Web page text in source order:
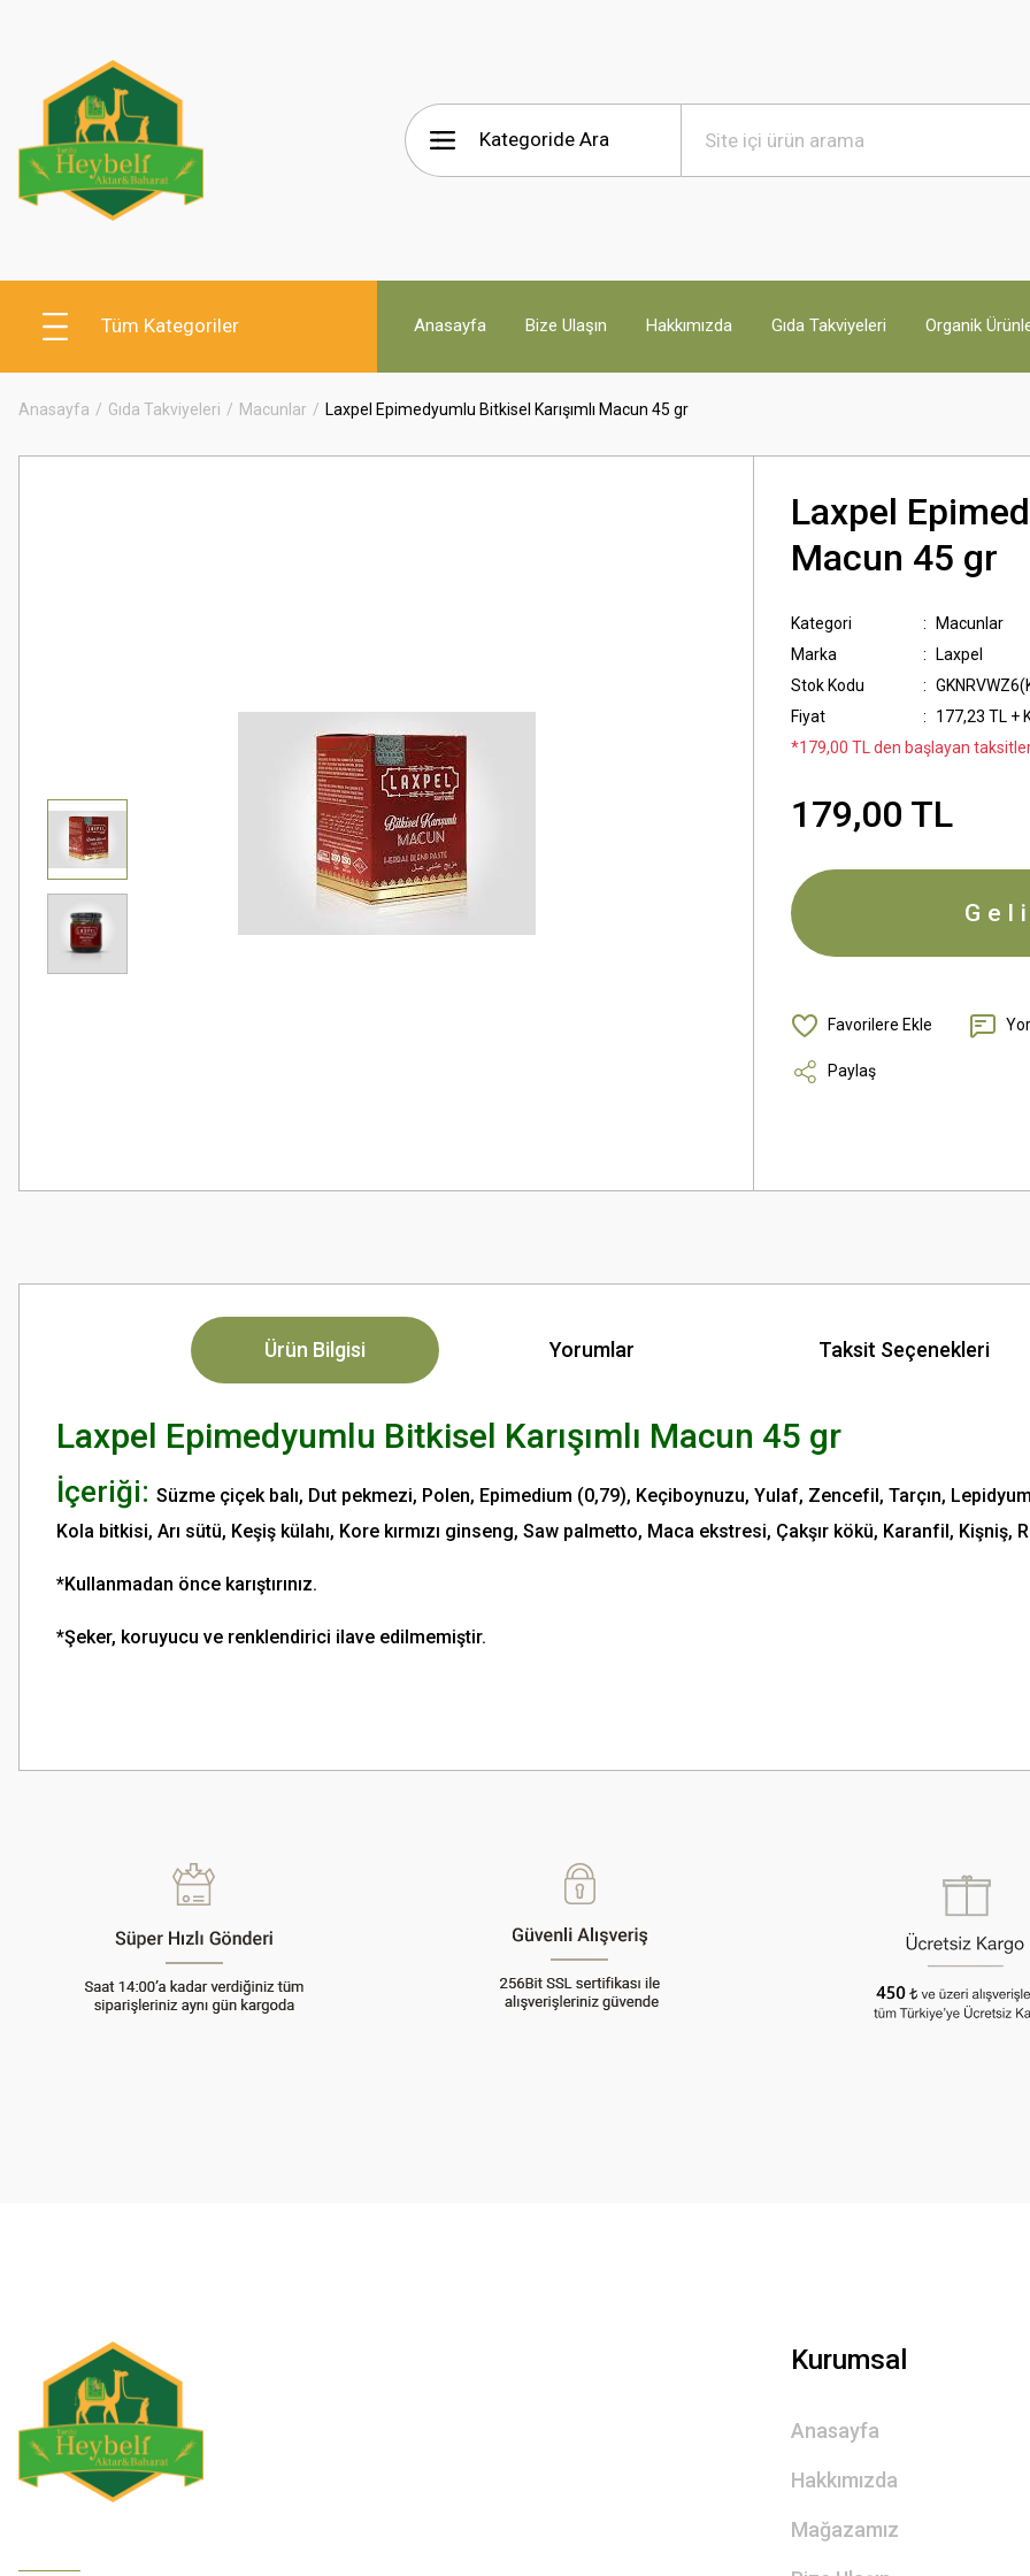
Tüm Kategoriler Anasayfa Bize Ulaşın Hakkımızda Gıda Takviyeleri Organik
Anasayfa Gıda Takviyeleri Macunlar Laxpel Epimedyumlu Bitkisel Karışımlı Macun 45 gr
Laxpel
Macun 45 gr
Kategori
Macunlar
Marka
Laxpel
Stok Kodu
Fiyat
177,23 TL +
*179,00 TL den başlayan
179,00 TL
Paylaş
Ürün Bilgisi Yorumlar Taksit Seçenekleri
Laxpel Epimedyumlu Bitkisel Karışımlı Macun 45 gr
İçeriği: Süzme çiçek balı, Dut pekmezi, Polen, Epimedium (0,79), Keçiboynuzu, Yulaf, Zencefil, Tarçın,
Kola bitkisi, Arı sütü, Keşiş külahı, Kore kırmızı ginseng, Saw palmetto, Maca ekstresi, Çakşır kökü, Karanfil, Kişniş,
*Kullanmadan önce karıştırınız.
*Şeker, koruyucu ve renklendirici ilave edilmemiştir.
Ürün bilgilerinde hatalar bulunuyor.
Bu ürüne benzer farklı alternatifler olmalı.
Kurumsal
Anasayfa
Hakkımızda
Mağazamız